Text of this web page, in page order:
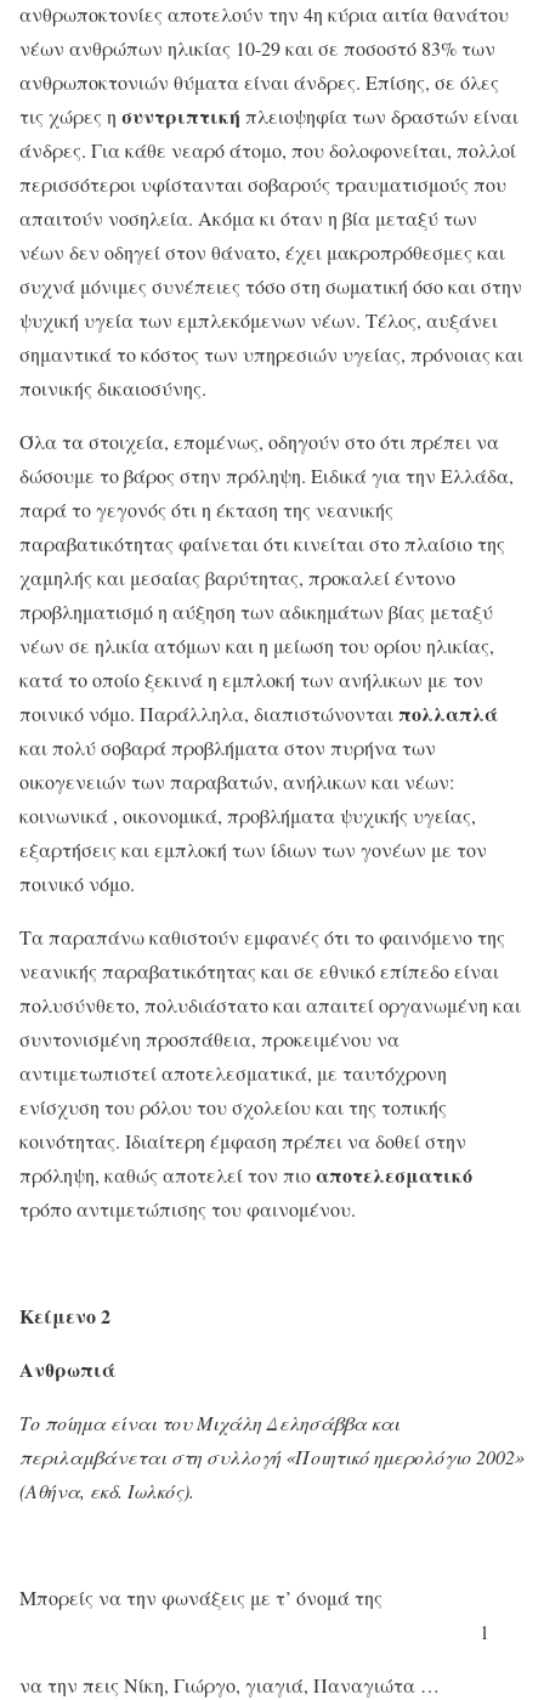
ανθρωποκτονίες αποτελούν την 4η κύρια αιτία θανάτου
νέων ανθρώπων ηλικίας 10-29 και σε ποσοστό 83% των
ανθρωποκτονιών θύματα είναι άνδρες. Επίσης, σε όλες
τις χώρες η συντριπτική πλειοψηφία των δραστών είναι
άνδρες. Για κάθε νεαρό άτομο, που δολοφονείται, πολλοί
περισσότεροι υφίστανται σοβαρούς τραυματισμούς που
απαιτούν νοσηλεία. Ακόμα κι όταν η βία μεταξύ των
νέων δεν οδηγεί στον θάνατο, έχει μακροπρόθεσμες και
συχνά μόνιμες συνέπειες τόσο στη σωματική όσο και στην
ψυχική υγεία των εμπλεκόμενων νέων. Τέλος, αυξάνει
σημαντικά το κόστος των υπηρεσιών υγείας, πρόνοιας και
ποινικής δικαιοσύνης.
Όλα τα στοιχεία, επομένως, οδηγούν στο ότι πρέπει να
δώσουμε το βάρος στην πρόληψη. Ειδικά για την Ελλάδα,
παρά το γεγονός ότι η έκταση της νεανικής
παραβατικότητας φαίνεται ότι κινείται στο πλαίσιο της
χαμηλής και μεσαίας βαρύτητας, προκαλεί έντονο
προβληματισμό η αύξηση των αδικημάτων βίας μεταξύ
νέων σε ηλικία ατόμων και η μείωση του ορίου ηλικίας,
κατά το οποίο ξεκινά η εμπλοκή των ανήλικων με τον
ποινικό νόμο. Παράλληλα, διαπιστώνονται πολλαπλά
και πολύ σοβαρά προβλήματα στον πυρήνα των
οικογενειών των παραβατών, ανήλικων και νέων:
κοινωνικά , οικονομικά, προβλήματα ψυχικής υγείας,
εξαρτήσεις και εμπλοκή των ίδιων των γονέων με τον
ποινικό νόμο.
Τα παραπάνω καθιστούν εμφανές ότι το φαινόμενο της
νεανικής παραβατικότητας και σε εθνικό επίπεδο είναι
πολυσύνθετο, πολυδιάστατο και απαιτεί οργανωμένη και
συντονισμένη προσπάθεια, προκειμένου να
αντιμετωπιστεί αποτελεσματικά, με ταυτόχρονη
ενίσχυση του ρόλου του σχολείου και της τοπικής
κοινότητας. Ιδιαίτερη έμφαση πρέπει να δοθεί στην
πρόληψη, καθώς αποτελεί τον πιοαποτελεσματικό
τρόπο αντιμετώπισης του φαινομένου.
Κείμενο 2
Ανθρωπιά
Το ποίημα είναι του Μιχάλη Δελησάββα και
περιλαμβάνεται στη συλλογή «Ποιητικό ημερολόγιο 2002»
(Αθήνα, εκδ. Ιωλκός).
Μπορείς να την φωνάξεις με τ’ όνομά της
1
να την πεις Νίκη, Γιώργο, γιαγιά, Παναγιώτα …